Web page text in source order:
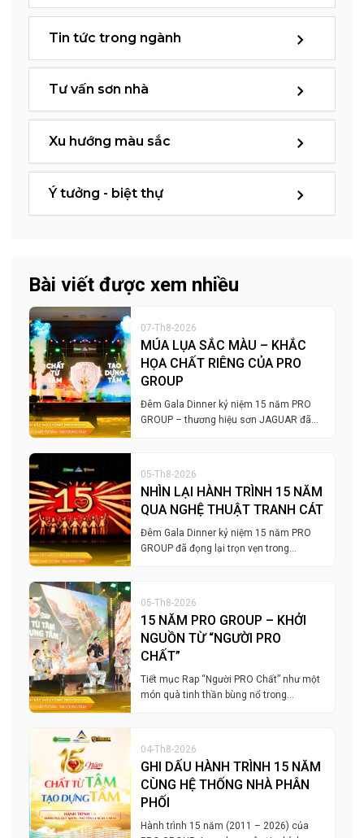
Tin tức trong ngành
Tư vấn sơn nhà
Xu hướng màu sắc
Ý tưởng - biệt thự
Bài viết được xem nhiều
07-Th8-2026
MÚA LỤA SẮC MÀU – KHẮC
HỌA CHẤT RIÊNG CỦA PRO
GROUP
Đêm Gala Dinner kỷ niệm 15 năm PRO
GROUP – thương hiệu sơn JAGUAR đã…
05-Th8-2026
NHÌN LẠI HÀNH TRÌNH 15 NĂM
QUA NGHỆ THUẬT TRANH CÁT
Đêm Gala Dinner kỷ niệm 15 năm PRO
GROUP đã đọng lại trọn vẹn trong…
05-Th8-2026
15 NĂM PRO GROUP – KHỞI
NGUỒN TỪ “NGƯỜI PRO
CHẤT”
Tiết mục Rap “Người PRO Chất” như một
món quà tinh thần bùng nổ trong…
04-Th8-2026
GHI DẤU HÀNH TRÌNH 15 NĂM
CÙNG HỆ THỐNG NHÀ PHÂN
PHỐI
Hành trình 15 năm (2011 – 2026) của